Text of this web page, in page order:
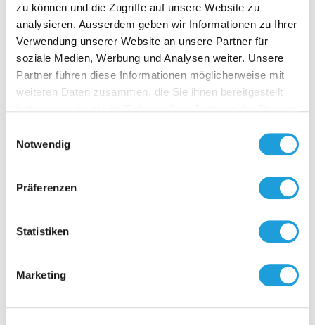
zu können und die Zugriffe auf unsere Website zu
analysieren. Ausserdem geben wir Informationen zu Ihrer
Verwendung unserer Website an unsere Partner für
soziale Medien, Werbung und Analysen weiter. Unsere
Partner führen diese Informationen möglicherweise mit
weiteren Daten zusammen, die Sie ihnen bereitgestellt
Notwendig
Präferenzen
Statistiken
Marketing
Kontakt